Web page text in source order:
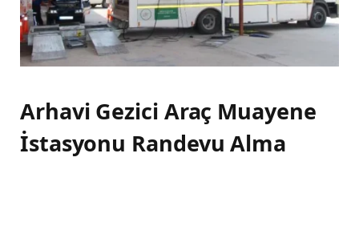
Arhavi Gezici Araç Muayene
İstasyonu Randevu Alma